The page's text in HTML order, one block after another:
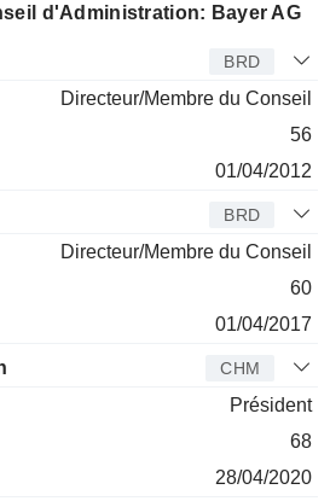
d'Administration: Bayer AG
BRD
Directeur/Membre du Conseil
56
01/04/2012
BRD
Directeur/Membre du Conseil
60
01/04/2017
CHM
Président
68
28/04/2020